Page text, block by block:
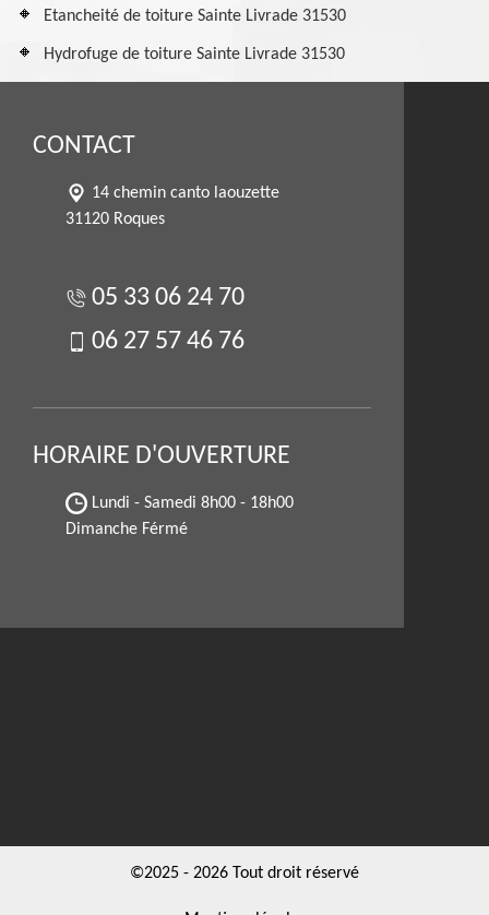
Etancheité de toiture Sainte Livrade 31530
Hydrofuge de toiture Sainte Livrade 31530
CONTACT
14 chemin canto laouzette
31120 Roques
05 33 06 24 70
06 27 57 46 76
HORAIRE D'OUVERTURE
Lundi - Samedi 8h00 - 18h00
Dimanche Férmé
©2025 - 2026 Tout droit réservé